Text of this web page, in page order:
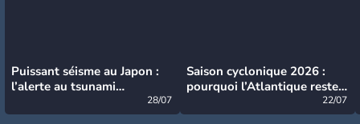
Puissant séisme au Japon :
l’alerte au tsunami
28/07
Saison cyclonique 2026 :
pourquoi l’Atlantique reste
22/07